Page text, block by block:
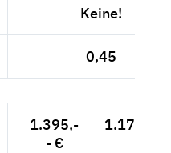
Keine!
0,45
1.395,-
- €
1.172,27